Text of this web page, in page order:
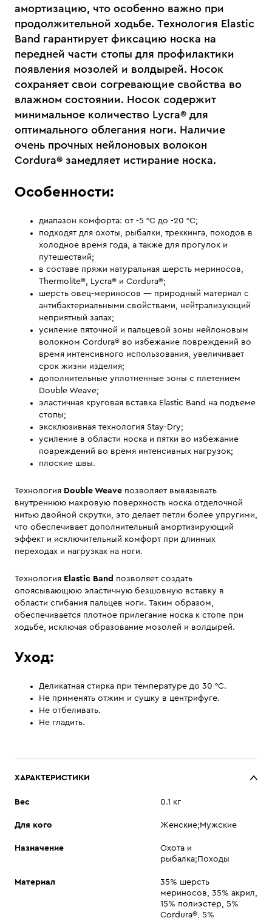
амортизацию, что особенно важно при
продолжительной ходьбе. Технология Elastic
Band гарантирует фиксацию носка на
передней части стопы для профилактики
появления мозолей и волдырей. Носок
сохраняет свои согревающие свойства во
влажном состоянии. Носок содержит
минимальное количество Lycra® для
оптимального облегания ноги. Наличие
очень прочных нейлоновых волокон
Cordura® замедляет истирание носка.
Особенности:
диапазон комфорта: от -5 °С до -20 °С;
подходят для охоты, рыбалки, треккинга, походов в
холодное время года, а также для прогулок и
путешествий;
в составе пряжи натуральная шерсть мериносов,
Thermolite®, Lycra® и Cordura®;
шерсть овец-мериносов — природный материал c
антибактериальными свойствами, нейтрализующий
неприятный запах;
усиление пяточной и пальцевой зоны нейлоновым
волокном Cordura® во избежание повреждений во
время интенсивного использования, увеличивает
срок жизни изделия;
дополнительные уплотненные зоны с плетением
Double Weave;
эластичная круговая вставка Elastic Band на подъеме
стопы;
эксклюзивная технология Stay-Dry;
усиление в области носка и пятки во избежание
повреждений во время интенсивных нагрузок;
плоские швы.
Технология Double Weave позволяет вывязывать
внутреннюю махровую поверхность носка отделочной
нитью двойной скрутки, это делает петли более упругими,
что обеспечивает дополнительный амортизирующий
эффект и исключительный комфорт при длинных
переходах и нагрузках на ноги.
Технология Elastic Band позволяет создать
опоясывающюю эластичную безшовную вставку в
области сгибания пальцев ноги. Таким образом,
обеспечивается плотное прилегание носка к стопе при
ходьбе, исключая образование мозолей и волдырей.
Уход:
Деликатная стирка при температуре до 30 °С.
Не применять отжим и сушку в центрифуге.
Не отбеливать.
Не гладить.
ХАРАКТЕРИСТИКИ
Вес 0.1 кг
Для кого Женские;Мужские
Назначение
Охота и
рыбалка;Походы
Материал
35% шерсть
мериносов, 35% акрил,
15% полиэстер, 5%
Cordura®, 5%